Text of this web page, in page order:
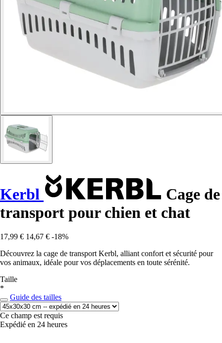
Kerbl
Cage de
transport pour chien et chat
17,99 € 14,67 € -18%
Découvrez la cage de transport Kerbl, alliant confort et sécurité pour
vos animaux, idéale pour vos déplacements en toute sérénité.
Taille
*
Guide des tailles
Ce champ est requis
Expédié en 24 heures